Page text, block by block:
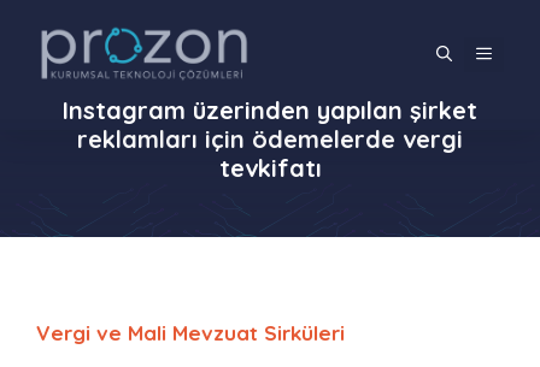
MENÜ
Instagram üzerinden yapılan şirket
reklamları için ödemelerde vergi
tevkifatı
Vergi ve Mali Mevzuat Sirküleri